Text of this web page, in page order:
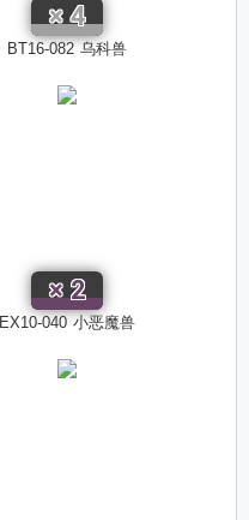
BT16-082 乌科兽
×4
EX10-040 小恶魔兽
×2